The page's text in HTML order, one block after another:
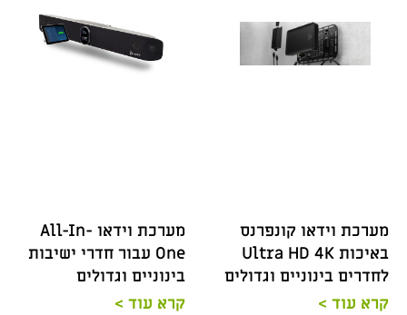
מערכת וידאו קונפרנס
באיכות Ultra HD 4K
לחדרים בינוניים וגדולים
קרא עוד >
מערכת וידאו All-In-
One עבור חדרי ישיבות
בינוניים וגדולים
קרא עוד >